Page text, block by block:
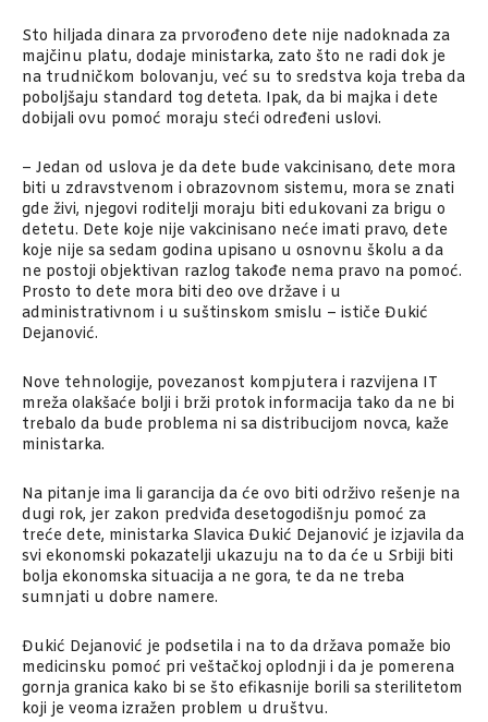
Sto hiljada dinara za prvorođeno dete nije nadoknada za
majčinu platu, dodaje ministarka, zato što ne radi dok je
na trudničkom bolovanju, već su to sredstva koja treba da
poboljšaju standard tog deteta. Ipak, da bi majka i dete
dobijali ovu pomoć moraju steći određeni uslovi.
– Jedan od uslova je da dete bude vakcinisano, dete mora
biti u zdravstvenom i obrazovnom sistemu, mora se znati
gde živi, njegovi roditelji moraju biti edukovani za brigu o
detetu. Dete koje nije vakcinisano neće imati pravo, dete
koje nije sa sedam godina upisano u osnovnu školu a da
ne postoji objektivan razlog takođe nema pravo na pomoć.
Prosto to dete mora biti deo ove države i u
administrativnom i u suštinskom smislu – ističe Đukić
Dejanović.
Nove tehnologije, povezanost kompjutera i razvijena IT
mreža olakšaće bolji i brži protok informacija tako da ne bi
trebalo da bude problema ni sa distribucijom novca, kaže
ministarka.
Na pitanje ima li garancija da će ovo biti održivo rešenje na
dugi rok, jer zakon predviđa desetogodišnju pomoć za
treće dete, ministarka Slavica Đukić Dejanović je izjavila da
svi ekonomski pokazatelji ukazuju na to da će u Srbiji biti
bolja ekonomska situacija a ne gora, te da ne treba
sumnjati u dobre namere.
Đukić Dejanović je podsetila i na to da država pomaže bio
medicinsku pomoć pri veštačkoj oplodnji i da je pomerena
gornja granica kako bi se što efikasnije borili sa sterilitetom
koji je veoma izražen problem u društvu.